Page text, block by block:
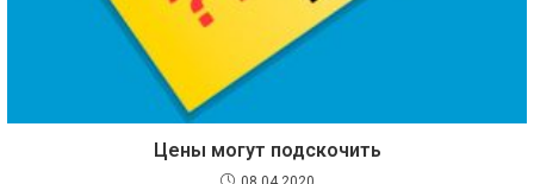
Цены могут подскочить